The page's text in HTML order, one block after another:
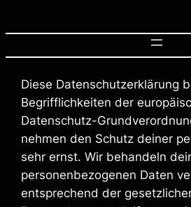
Diese Datenschutzerklärung
Begrifflichkeiten der
Datenschutz-
nehmen den Schutz deiner
sehr ernst. Wir behandeln
personenbezogenen Daten
entsprechend der